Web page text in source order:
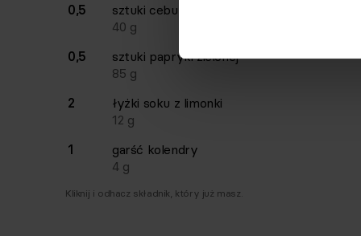
0,5
sztuki cebuli czerwonej
40 g
0,5
sztuki papryki zielonej
85 g
2
łyżki soku z limonki
12 g
1
garść kolendry
4g
Kliknij i odhacz składnik, który już masz.